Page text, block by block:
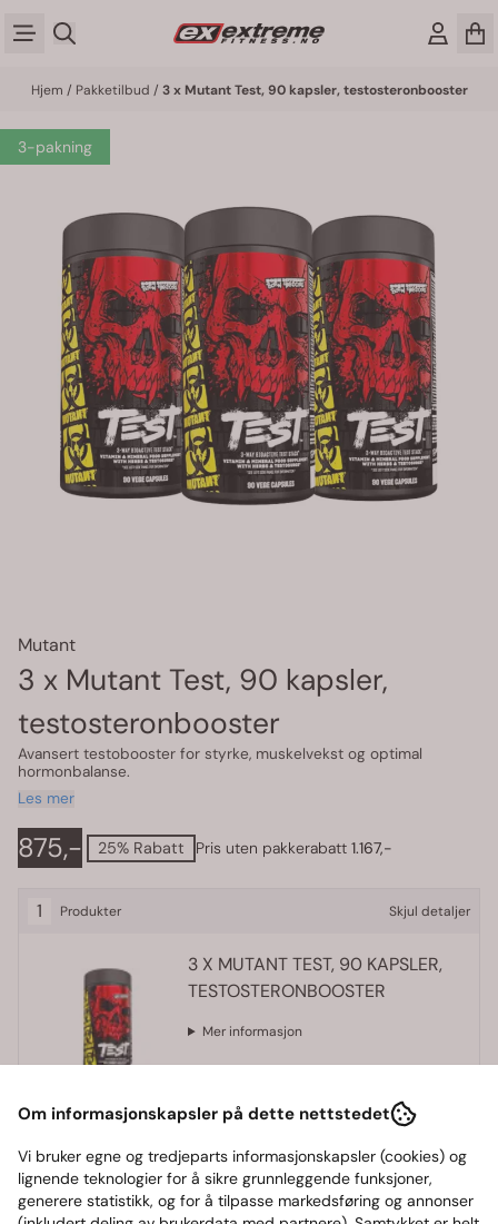
Hopp til innhold
Hjem / Pakketilbud / 3 x Mutant Test, 90 kapsler, testosteronbooster
3-pakning
Mutant
3 x Mutant Test, 90 kapsler,
testosteronbooster
Avansert testobooster for styrke, muskelvekst og optimal
hormonbalanse.
Les mer
875,- 25% Rabatt Pris uten pakkerabatt 1.167,-
1 Produkter Skjul detaljer
3 X MUTANT TEST, 90 KAPSLER,
TESTOSTERONBOOSTER
Mer informasjon
Tilgjengelig på lager
- +
Om informasjonskapsler på dette nettstedet
Vi bruker egne og tredjeparts informasjonskapsler (cookies) og
lignende teknologier for å sikre grunnleggende funksjoner,
generere statistikk, og for å tilpasse markedsføring og annonser